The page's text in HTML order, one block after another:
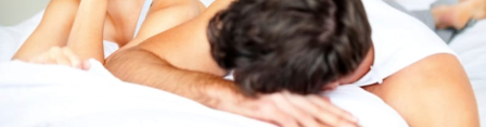
Celebrity